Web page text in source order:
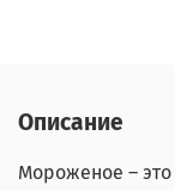
Описание
Мороженое – это